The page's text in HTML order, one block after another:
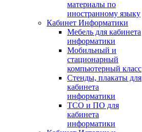
материалы по
иностранному языку
Кабинет Информатики
Мебель для кабинета
информатики
Мобильный и
стационарный
компьютерный класс
Стенды, плакаты для
кабинета
информатики
ТСО и ПО для
кабинета
информатики